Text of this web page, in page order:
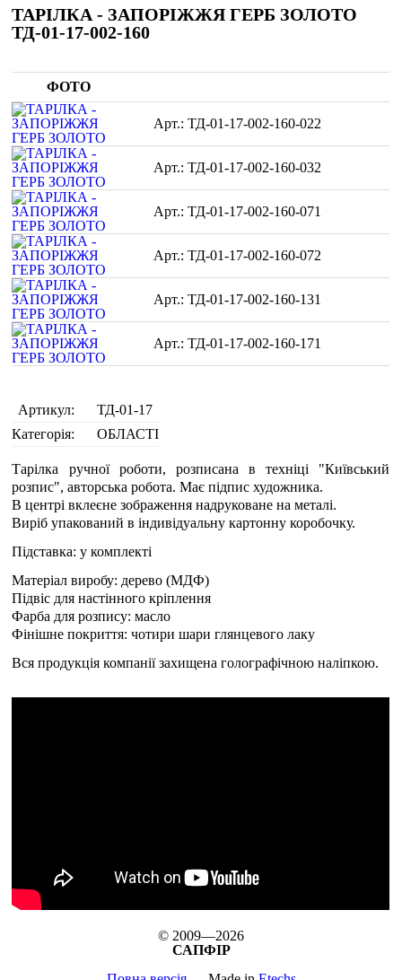
ТАРІЛКА - ЗАПОРІЖЖЯ ГЕРБ ЗОЛОТО
ТД-01-17-002-160
ФОТО
ТД-01-17-002-160-022
ТД-01-17-002-160-032
ТД-01-17-002-160-071
ТД-01-17-002-160-072
ТД-01-17-002-160-131
ТД-01-17-002-160-171
Артикул:
ТД-01-17
Категорія:
ОБЛАСТІ
Тарілка ручної роботи, розписана в техніці "Київський
розпис", авторська робота. Має підпис художника.
В центрі вклеєне зображення надруковане на металі.
Виріб упакований в індивідуальну картонну коробочку.
Підставка: у комплекті
Матеріал виробу: дерево (МДФ)
Підвіс для настінного кріплення
Фарба для розпису: масло
Фінішне покриття: чотири шари глянцевого лаку
Вся продукція компанії захищена голографічною наліпкою.
© 2009—2026
САПФІР